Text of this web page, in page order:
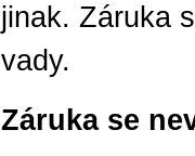
jinak. Záruka
vady.
Záruka se